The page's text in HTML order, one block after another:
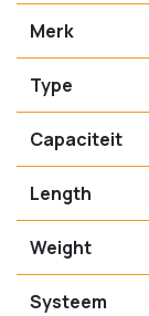
Merk
Type
Capaciteit
Length
Weight
Systeem